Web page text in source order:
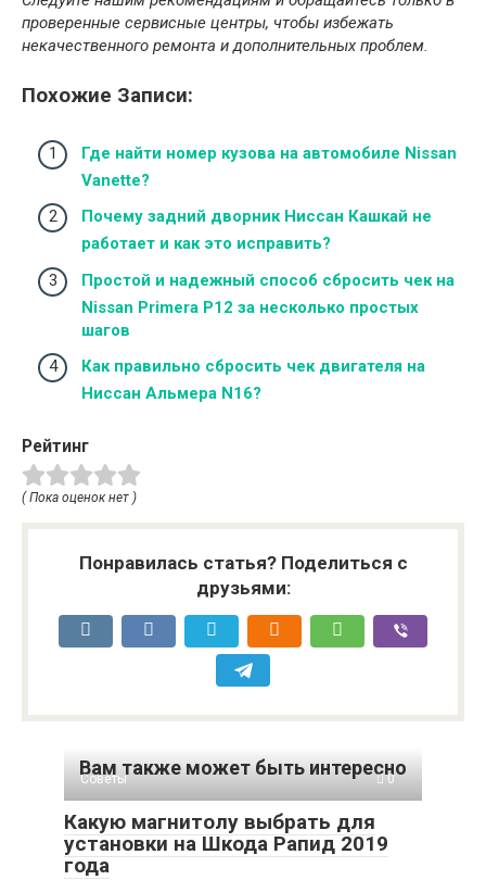
проверенные сервисные центры, чтобы избежать
некачественного ремонта и дополнительных проблем.
Похожие Записи:
Где найти номер кузова на автомобиле Nissan
Vanette?
Почему задний дворник Ниссан Кашкай не
работает и как это исправить?
Простой и надежный способ сбросить чек на
Nissan Primera P12 за несколько простых
шагов
Как правильно сбросить чек двигателя на
Ниссан Альмера N16?
Рейтинг
( Пока оценок нет )
Понравилась статья? Поделиться с
друзьями:
Вам также может быть интересно
Советы 0
Какую магнитолу выбрать для
установки на Шкода Рапид 2019
года